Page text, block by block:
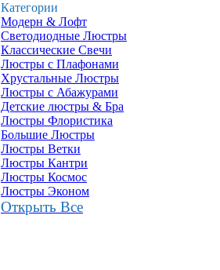
Категории
Модерн & Лофт
Светодиодные Люстры
Классические Свечи
Люстры с Плафонами
Хрустальные Люстры
Люстры с Абажурами
Детские люстры & Бра
Люстры Флористика
Большие Люстры
Люстры Ветки
Люстры Кантри
Люстры Космос
Люстры Эконом
Открыть Все